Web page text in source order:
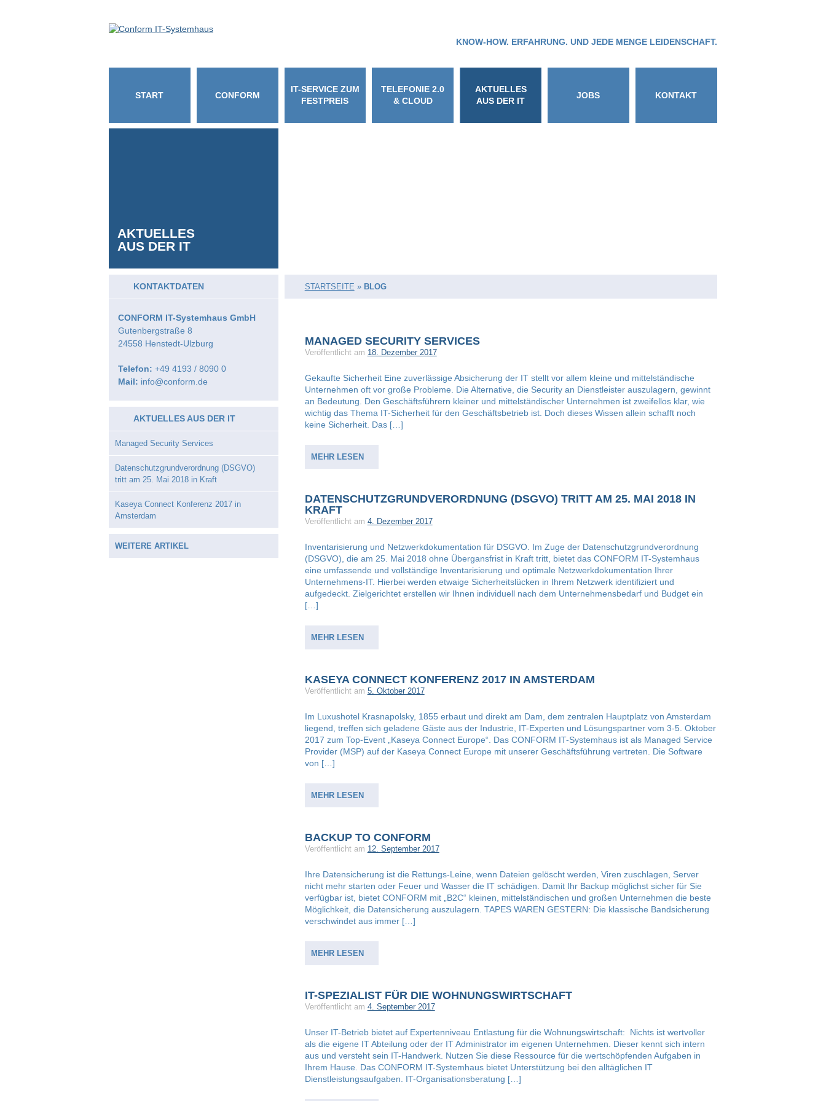
KNOW-HOW. ERFAHRUNG. UND JEDE MENGE LEIDENSCHAFT.
START CONFORM
IT-SERVICE ZUM
FESTPREIS
TELEFONIE 2.0
& CLOUD
AKTUELLES
AUS DER IT
JOBS KONTAKT
AKTUELLES
AUS DER IT
KONTAKTDATEN
CONFORM IT-Systemhaus GmbH
Gutenbergstraße 8
24558 Henstedt-Ulzburg
Telefon: +49 4193 / 8090 0
Mail: info@conform.de
AKTUELLES AUS DER IT
Managed Security Services
Datenschutzgrundverordnung (DSGVO)
tritt am 25. Mai 2018 in Kraft
Kaseya Connect Konferenz 2017 in
Amsterdam
WEITERE ARTIKEL
STARTSEITE » BLOG
MANAGED SECURITY SERVICES
Veröffentlicht am 18. Dezember 2017
Gekaufte Sicherheit Eine zuverlässige Absicherung der IT stellt vor allem kleine und mittelständische
Unternehmen oft vor große Probleme. Die Alternative, die Security an Dienstleister auszulagern, gewinnt
an Bedeutung. Den Geschäftsführern kleiner und mittelständischer Unternehmen ist zweifellos klar, wie
wichtig das Thema IT-Sicherheit für den Geschäftsbetrieb ist. Doch dieses Wissen allein schafft noch
keine Sicherheit. Das […]
MEHR LESEN
DATENSCHUTZGRUNDVERORDNUNG (DSGVO) TRITT AM 25. MAI 2018 IN
KRAFT
Veröffentlicht am 4. Dezember 2017
Inventarisierung und Netzwerkdokumentation für DSGVO. Im Zuge der Datenschutzgrundverordnung
(DSGVO), die am 25. Mai 2018 ohne Übergansfrist in Kraft tritt, bietet das CONFORM IT-Systemhaus
eine umfassende und vollständige Inventarisierung und optimale Netzwerkdokumentation Ihrer
Unternehmens-IT. Hierbei werden etwaige Sicherheitslücken in Ihrem Netzwerk identifiziert und
aufgedeckt. Zielgerichtet erstellen wir Ihnen individuell nach dem Unternehmensbedarf und Budget ein
[…]
MEHR LESEN
KASEYA CONNECT KONFERENZ 2017 IN AMSTERDAM
Veröffentlicht am 5. Oktober 2017
Im Luxushotel Krasnapolsky, 1855 erbaut und direkt am Dam, dem zentralen Hauptplatz von Amsterdam
liegend, treffen sich geladene Gäste aus der Industrie, IT-Experten und Lösungspartner vom 3-5. Oktober
2017 zum Top-Event „Kaseya Connect Europe“. Das CONFORM IT-Systemhaus ist als Managed Service
Provider (MSP) auf der Kaseya Connect Europe mit unserer Geschäftsführung vertreten. Die Software
von […]
MEHR LESEN
BACKUP TO CONFORM
Veröffentlicht am 12. September 2017
Ihre Datensicherung ist die Rettungs-Leine, wenn Dateien gelöscht werden, Viren zuschlagen, Server
nicht mehr starten oder Feuer und Wasser die IT schädigen. Damit Ihr Backup möglichst sicher für Sie
verfügbar ist, bietet CONFORM mit „B2C“ kleinen, mittelständischen und großen Unternehmen die beste
Möglichkeit, die Datensicherung auszulagern. TAPES WAREN GESTERN: Die klassische Bandsicherung
verschwindet aus immer […]
MEHR LESEN
IT-SPEZIALIST FÜR DIE WOHNUNGSWIRTSCHAFT
Veröffentlicht am 4. September 2017
Unser IT-Betrieb bietet auf Expertenniveau Entlastung für die Wohnungswirtschaft: Nichts ist wertvoller
als die eigene IT Abteilung oder der IT Administrator im eigenen Unternehmen. Dieser kennt sich intern
aus und versteht sein IT-Handwerk. Nutzen Sie diese Ressource für die wertschöpfenden Aufgaben in
Ihrem Hause. Das CONFORM IT-Systemhaus bietet Unterstützung bei den alltäglichen IT
Dienstleistungsaufgaben. IT-Organisationsberatung […]